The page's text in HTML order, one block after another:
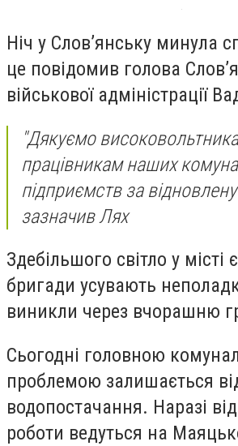
Ніч у Слов’янську минула
це повідомив голова
військової адміністрації
"Дякуємо
працівникам наших
підприємств за
зазначив Лях
Здебільшого світло у місті
бригади усувають
виникли через вчорашню
Сьогодні головною
проблемою залишається
водопостачання. Наразі
роботи ведуться на